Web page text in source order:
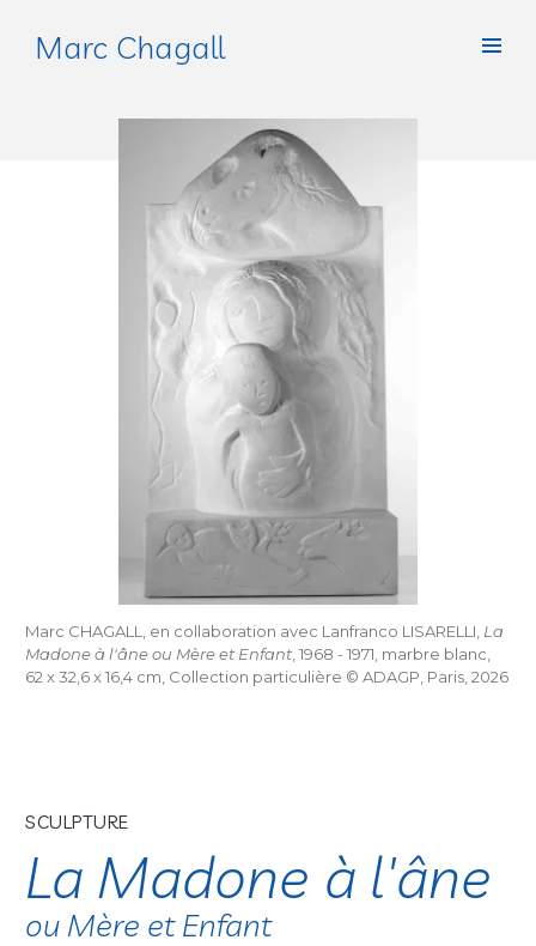
Marc Chagall
SCULPTURE
La Madone à l'âne
ou Mère et Enfant
Marc CHAGALL, en collaboration avec Lanfranco LISARELLI, La
Madone à l'âne ou Mère et Enfant , 1968 - 1971, marbre blanc,
62 x 32,6 x 16,4 cm, Collection particulière © ADAGP, Paris, 2026